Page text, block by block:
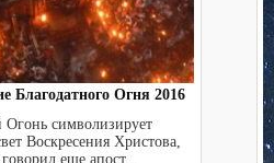
Благодатного Огня 2016
Огонь символизирует
Воскресения Христова,
еще апост...